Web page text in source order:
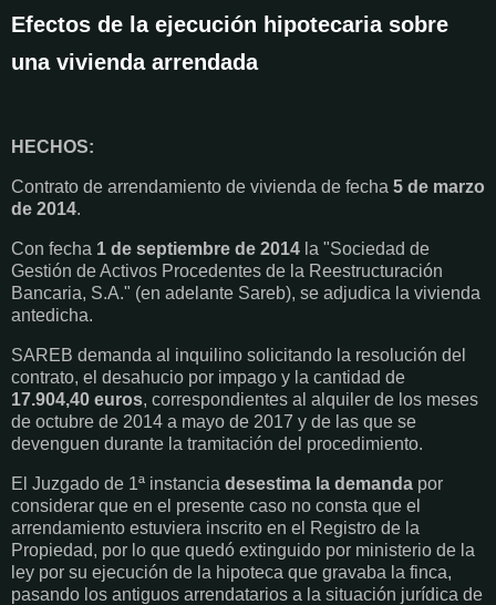
Efectos de la ejecución hipotecaria sobre
una vivienda arrendada
HECHOS:
Contrato de arrendamiento de vivienda de fecha 5 de marzo
de 2014.
Con fecha 1 de septiembre de 2014 la "Sociedad de
Gestión de Activos Procedentes de la Reestructuración
Bancaria, S.A." (en adelante Sareb), se adjudica la vivienda
antedicha.
SAREB demanda al inquilino solicitando la resolución del
contrato, el desahucio por impago y la cantidad de
17.904,40 euros, correspondientes al alquiler de los meses
de octubre de 2014 a mayo de 2017 y de las que se
devenguen durante la tramitación del procedimiento.
El Juzgado de 1ª instancia desestima la demanda por
considerar que en el presente caso no consta que el
arrendamiento estuviera inscrito en el Registro de la
Propiedad, por lo que quedó extinguido por ministerio de la
ley por su ejecución de la hipoteca que gravaba la finca,
pasando los antiguos arrendatarios a la situación jurídica de